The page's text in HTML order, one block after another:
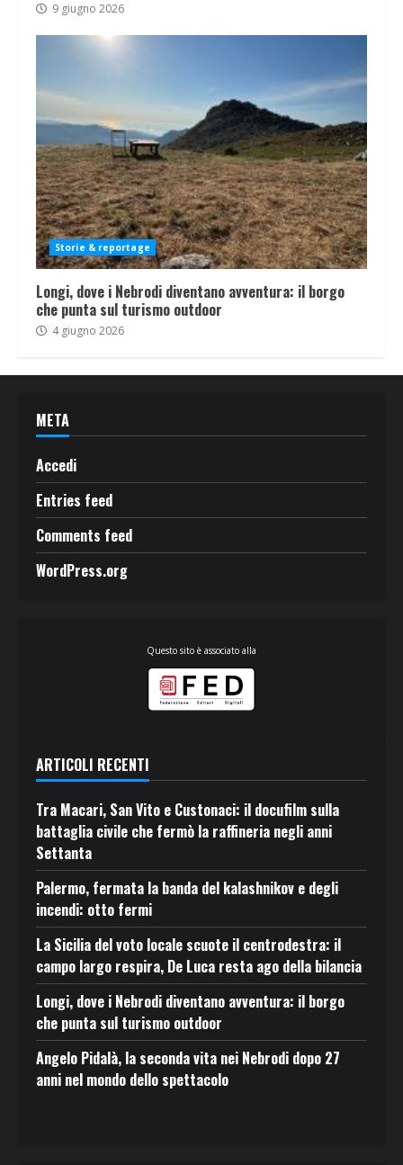
9 giugno 2026
Storie & reportage
Longi, dove i Nebrodi diventano avventura: il borgo
che punta sul turismo outdoor
4 giugno 2026
META
Accedi
Entries feed
Comments feed
WordPress.org
Questo sito è associato alla
ARTICOLI RECENTI
Tra Macari, San Vito e Custonaci: il docufilm sulla
battaglia civile che fermò la raffineria negli anni
Settanta
Palermo, fermata la banda del kalashnikov e degli
incendi: otto fermi
La Sicilia del voto locale scuote il centrodestra: il
campo largo respira, De Luca resta ago della bilancia
Longi, dove i Nebrodi diventano avventura: il borgo
che punta sul turismo outdoor
Angelo Pidalà, la seconda vita nei Nebrodi dopo 27
anni nel mondo dello spettacolo